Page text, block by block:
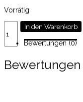
Vorrätig
Spiralkerzen
Toffee
Menge
In den Warenkorb
Bewertungen (0)
Bewertungen